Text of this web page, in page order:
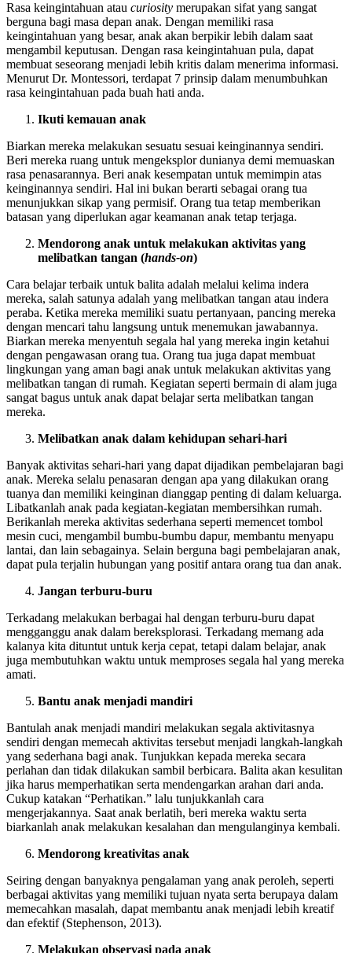
Rasa keingintahuan atau curiosity merupakan sifat yang sangat
berguna bagi masa depan anak. Dengan memiliki rasa
keingintahuan yang besar, anak akan berpikir lebih dalam saat
mengambil keputusan. Dengan rasa keingintahuan pula, dapat
membuat seseorang menjadi lebih kritis dalam menerima informasi.
Menurut Dr. Montessori, terdapat 7 prinsip dalam menumbuhkan
rasa keingintahuan pada buah hati anda.
Ikuti kemauan anak
Biarkan mereka melakukan sesuatu sesuai keinginannya sendiri.
Beri mereka ruang untuk mengeksplor dunianya demi memuaskan
rasa penasarannya. Beri anak kesempatan untuk memimpin atas
keinginannya sendiri. Hal ini bukan berarti sebagai orang tua
menunjukkan sikap yang permisif. Orang tua tetap memberikan
batasan yang diperlukan agar keamanan anak tetap terjaga.
Mendorong anak untuk melakukan aktivitas yang
melibatkan tangan (hands-on)
Cara belajar terbaik untuk balita adalah melalui kelima indera
mereka, salah satunya adalah yang melibatkan tangan atau indera
peraba. Ketika mereka memiliki suatu pertanyaan, pancing mereka
dengan mencari tahu langsung untuk menemukan jawabannya.
Biarkan mereka menyentuh segala hal yang mereka ingin ketahui
dengan pengawasan orang tua. Orang tua juga dapat membuat
lingkungan yang aman bagi anak untuk melakukan aktivitas yang
melibatkan tangan di rumah. Kegiatan seperti bermain di alam juga
sangat bagus untuk anak dapat belajar serta melibatkan tangan
mereka.
Melibatkan anak dalam kehidupan sehari-hari
Banyak aktivitas sehari-hari yang dapat dijadikan pembelajaran bagi
anak. Mereka selalu penasaran dengan apa yang dilakukan orang
tuanya dan memiliki keinginan dianggap penting di dalam keluarga.
Libatkanlah anak pada kegiatan-kegiatan membersihkan rumah.
Berikanlah mereka aktivitas sederhana seperti memencet tombol
mesin cuci, mengambil bumbu-bumbu dapur, membantu menyapu
lantai, dan lain sebagainya. Selain berguna bagi pembelajaran anak,
dapat pula terjalin hubungan yang positif antara orang tua dan anak.
Jangan terburu-buru
Terkadang melakukan berbagai hal dengan terburu-buru dapat
mengganggu anak dalam bereksplorasi. Terkadang memang ada
kalanya kita dituntut untuk kerja cepat, tetapi dalam belajar, anak
juga membutuhkan waktu untuk memproses segala hal yang mereka
amati.
Bantu anak menjadi mandiri
Bantulah anak menjadi mandiri melakukan segala aktivitasnya
sendiri dengan memecah aktivitas tersebut menjadi langkah-langkah
yang sederhana bagi anak. Tunjukkan kepada mereka secara
perlahan dan tidak dilakukan sambil berbicara. Balita akan kesulitan
jika harus memperhatikan serta mendengarkan arahan dari anda.
Cukup katakan “Perhatikan.” lalu tunjukkanlah cara
mengerjakannya. Saat anak berlatih, beri mereka waktu serta
biarkanlah anak melakukan kesalahan dan mengulanginya kembali.
Mendorong kreativitas anak
Seiring dengan banyaknya pengalaman yang anak peroleh, seperti
berbagai aktivitas yang memiliki tujuan nyata serta berupaya dalam
memecahkan masalah, dapat membantu anak menjadi lebih kreatif
dan efektif (Stephenson, 2013).
Melakukan observasi pada anak